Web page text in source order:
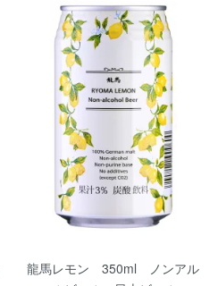
龍馬レモン 350ml ノンアル